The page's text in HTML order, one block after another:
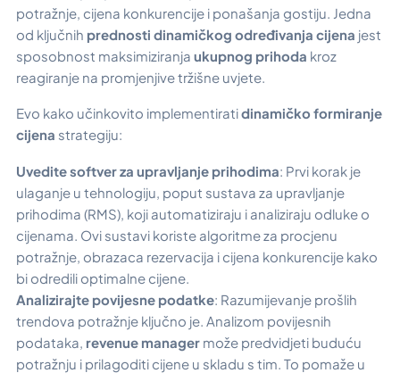
potražnje, cijena konkurencije i ponašanja gostiju. Jedna
od ključnih prednosti dinamičkog određivanja cijena jest
sposobnost maksimiziranja ukupnog prihoda kroz
reagiranje na promjenjive tržišne uvjete.
Evo kako učinkovito implementiratidinamičko formiranje
cijena strategiju:
Uvedite softver za upravljanje prihodima: Prvi korak je
ulaganje u tehnologiju, poput sustava za upravljanje
prihodima (RMS), koji automatiziraju i analiziraju odluke o
cijenama. Ovi sustavi koriste algoritme za procjenu
potražnje, obrazaca rezervacija i cijena konkurencije kako
bi odredili optimalne cijene.
Analizirajte povijesne podatke: Razumijevanje prošlih
trendova potražnje ključno je. Analizom povijesnih
podataka, revenue manager može predvidjeti buduću
potražnju i prilagoditi cijene u skladu s tim. To pomaže u